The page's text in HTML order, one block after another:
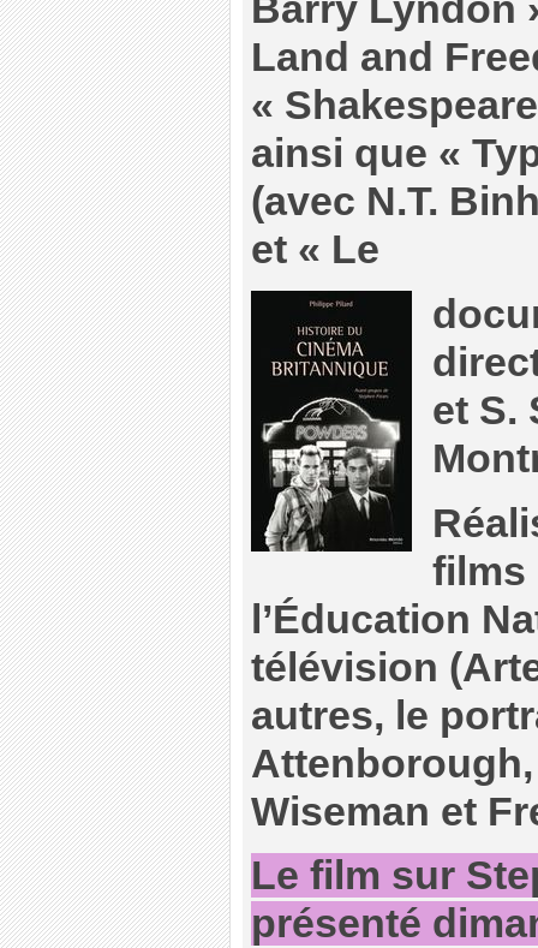
Barry Lyndon
Land and
«
ainsi que «
(avec N.T.
et « Le
et S.
films
l’Éducation
télévision
autres, le
Attenborough,
Wiseman et
Le film sur
présenté